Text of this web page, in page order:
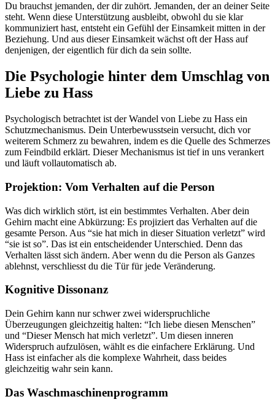
Du brauchst jemanden, der dir zuhört. Jemanden, der an deiner Seite
steht. Wenn diese Unterstützung ausbleibt, obwohl du sie klar
kommuniziert hast, entsteht ein Gefühl der Einsamkeit mitten in der
Beziehung. Und aus dieser Einsamkeit wächst oft der Hass auf
denjenigen, der eigentlich für dich da sein sollte.
Die Psychologie hinter dem Umschlag von
Liebe zu Hass
Psychologisch betrachtet ist der Wandel von Liebe zu Hass ein
Schutzmechanismus. Dein Unterbewusstsein versucht, dich vor
weiterem Schmerz zu bewahren, indem es die Quelle des Schmerzes
zum Feindbild erklärt. Dieser Mechanismus ist tief in uns verankert
und läuft vollautomatisch ab.
Projektion: Vom Verhalten auf die Person
Was dich wirklich stört, ist ein bestimmtes Verhalten. Aber dein
Gehirn macht eine Abkürzung: Es projiziert das Verhalten auf die
gesamte Person. Aus “sie hat mich in dieser Situation verletzt” wird
“sie ist so”. Das ist ein entscheidender Unterschied. Denn das
Verhalten lässt sich ändern. Aber wenn du die Person als Ganzes
ablehnst, verschliesst du die Tür für jede Veränderung.
Kognitive Dissonanz
Dein Gehirn kann nur schwer zwei widerspruchliche
Überzeugungen gleichzeitig halten: “Ich liebe diesen Menschen”
und “Dieser Mensch hat mich verletzt”. Um diesen inneren
Widerspruch aufzulösen, wählt es die einfachere Erklärung. Und
Hass ist einfacher als die komplexe Wahrheit, dass beides
gleichzeitig wahr sein kann.
Das Waschmaschinenprogramm